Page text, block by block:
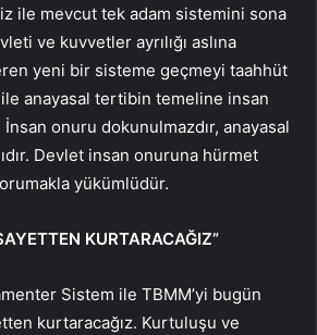
ile mevcut tek adam sistemini sona
ve kuvvetler ayrılığı aslına
yeni bir sisteme geçmeyi taahhüt
anayasal tertibin temeline insan
onuru dokunulmazdır, anayasal
Devlet insan onuruna hürmet
yükümlüdür.
KURTARACAĞIZ”
Sistem ile TBMM’yi bugün
kurtaracağız. Kurtuluşu ve